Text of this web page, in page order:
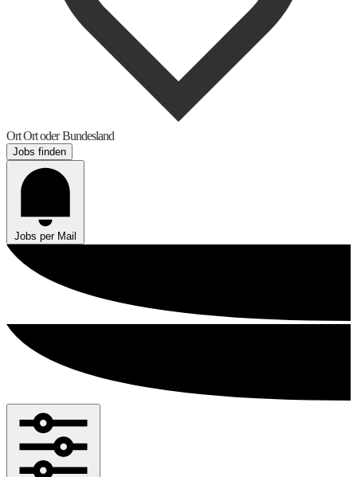
OrtOrt oder Bundesland
Jobs finden
Jobs per Mail